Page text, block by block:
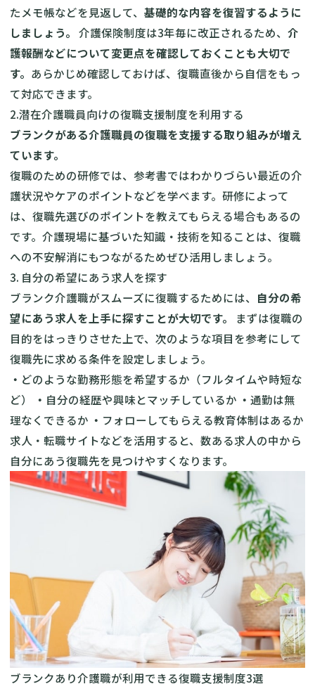
たメモ帳などを見返して、 基礎的な内容を復習するように
しましょう。 介護保険制度は3年毎に改正されるため、 介
護報酬などについて変更点を確認しておくことも大切で
す。 あらかじめ確認しておけば、復職直後から自信をもっ
て対応できます。
2.潜在介護職員向けの復職支援制度を利用する
ブランクがある介護職員の復職を支援する取り組みが増え
ています。
復職のための研修では、参考書ではわかりづらい最近の介
護状況やケアのポイントなどを学べます。研修によって
は、復職先選びのポイントを教えてもらえる場合もあるの
です。介護現場に基づいた知識・技術を知ることは、復職
への不安解消にもつながるためぜひ活用しましょう。
3. 自分の希望にあう求人を探す
ブランク介護職がスムーズに復職するためには、 自分の希
望にあう求人を上手に探すことが大切です。
まずは復職の
目的をはっきりさせた上で、次のような項目を参考にして
復職先に求める条件を設定しましょう。
・ どのような勤務形態を希望するか（フルタイムや時短な
ど）
・ 自分の経歴や興味とマッチしているか ・ 通勤は無
理なくできるか ・ フォローしてもらえる教育体制はあるか
求人・転職サイトなどを活用すると、数ある求人の中から
自分にあう復職先を見つけやすくなります。
ブランクあり介護職が利用できる復職支援制度3選